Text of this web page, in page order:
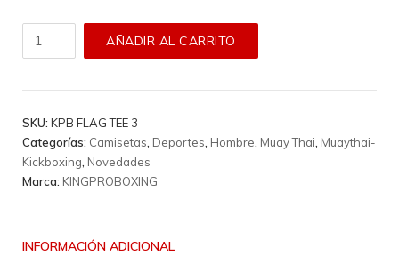
Camiseta
Boxing
Kpb
Flag
Tee
AÑADIR AL CARRITO
SKU: KPB FLAG TEE 3
Categorías: Camisetas Deportes Hombre Muay Thai Muaythai-
Kickboxing Novedades
Marca: KINGPROBOXING
INFORMACIÓN ADICIONAL